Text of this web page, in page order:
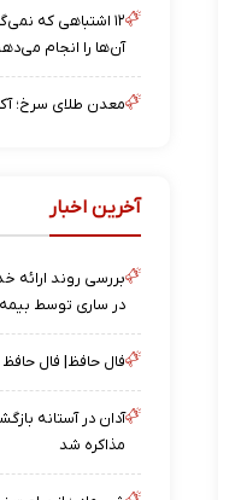
۱۲ اشتباهی که
آن‌ها را انجام
معدن طلای سرخ؛ آکادمی
آخرین اخبار
بررسی روند ارائه
در ساری توسط
فال حافظ| فال حافظ شنبه ۱۷
آدان در آستانه
مذاکره شد